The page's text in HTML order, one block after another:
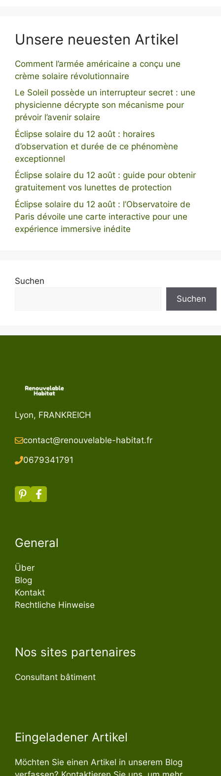
Unsere neuesten Artikel
Comment l’armée américaine a conçu une
crème solaire révolutionnaire
Le Soleil possède un interrupteur secret : une
physicienne décrypte son mécanisme pour
prévoir l’avenir solaire
Éclipse solaire du 12 août : horaires
d’observation et durée de ce phénomène
exceptionnel
Éclipse solaire du 12 août : guide pour obtenir
gratuitement vos lunettes de protection
Éclipse solaire du 12 août : l’Observatoire de
Paris dévoile une carte interactive pour une
expérience immersive inédite
Suchen
Suchen
Lyon, FRANKREICH
contact@renouvelable-habitat.fr
0679341791
General
Über
Blog
Kontakt
Rechtliche Hinweise
Nos sites partenaires
Consultant bâtiment
Eingeladener Artikel
Möchten Sie einen Artikel in unserem Blog